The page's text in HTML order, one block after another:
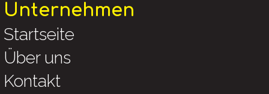
Unternehmen
Startseite
Über uns
Kontakt